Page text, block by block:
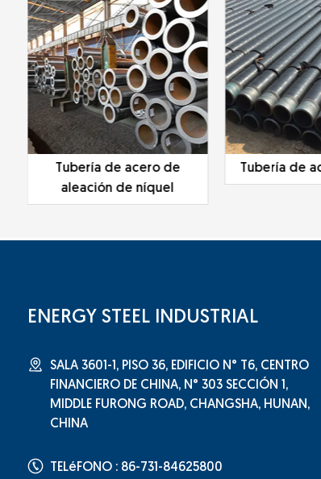
Tubería de acero de
aleación de níquel
Tubería de
ENERGY STEEL INDUSTRIAL
SALA 3601-1, PISO 36, EDIFICIO N° T6, CENTRO
FINANCIERO DE CHINA, N° 303 SECCIÓN 1,
MIDDLE FURONG ROAD, CHANGSHA, HUNAN,
CHINA
TELéFONO : 86-731-84625800